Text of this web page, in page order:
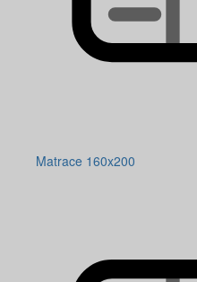
Matrace 160x200